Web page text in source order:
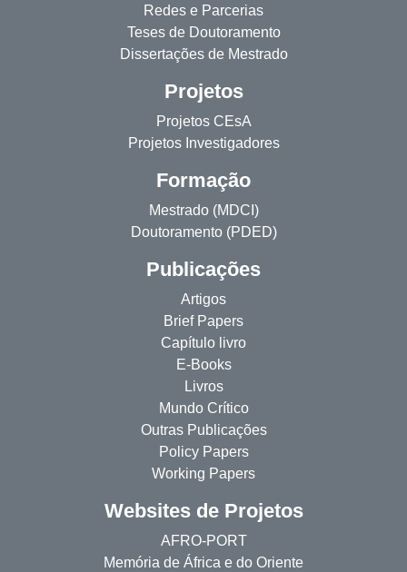
Redes e Parcerias
Teses de Doutoramento
Dissertações de Mestrado
Projetos
Projetos CEsA
Projetos Investigadores
Formação
Mestrado (MDCI)
Doutoramento (PDED)
Publicações
Artigos
Brief Papers
Capítulo livro
E-Books
Livros
Mundo Crítico
Outras Publicações
Policy Papers
Working Papers
Websites de Projetos
AFRO-PORT
Memória de África e do Oriente